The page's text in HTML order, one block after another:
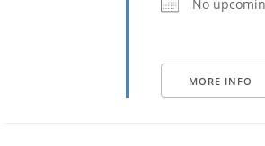
No
MORE INFO